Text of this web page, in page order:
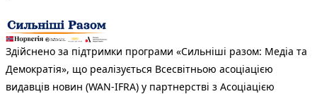
Здійснено за підтримки програми «Сильніші разом: Медіа та
Демократія», що реалізується Всесвітньою асоціацією
видавців новин (WAN-IFRA) у партнерстві з Асоціацією